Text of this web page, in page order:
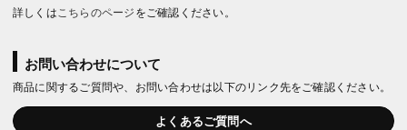
詳しくは こちらのページをご確認ください。
お問い合わせについて
商品に関するご質問や、お問い合わせは以下のリンク先をご確認ください。
よくあるご質問へ